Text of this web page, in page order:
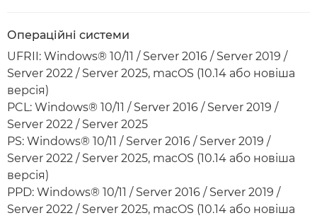
Операційні системи
UFRII: Windows® 10/11 / Server 2016 / Server 2019 /
Server 2022 / Server 2025, macOS (10.14 або новіша
версія)
PCL: Windows® 10/11 / Server 2016 / Server 2019 /
Server 2022 / Server 2025
PS: Windows® 10/11 / Server 2016 / Server 2019 /
Server 2022 / Server 2025, macOS (10.14 або новіша
версія)
PPD: Windows® 10/11 / Server 2016 / Server 2019 /
Server 2022 / Server 2025, macOS (10.14 або новіша